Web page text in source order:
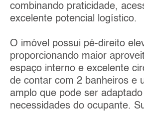
combinando praticidade,
excelente potencial logístico.
O imóvel possui pé-direito
proporcionando maior
espaço interno e excelente
de contar com 2 banheiros e
amplo que pode ser
necessidades do ocupante.